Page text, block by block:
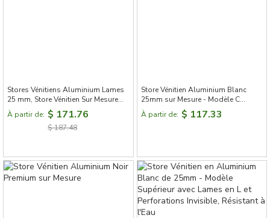
Stores Vénitiens Aluminium Lames
25 mm, Store Vénitien Sur Mesure
Sans Cordon
À partir de: $ 171.76
$ 187.48
Store Vénitien Aluminium Blanc
25mm sur Mesure - Modèle C
Classique
À partir de: $ 117.33